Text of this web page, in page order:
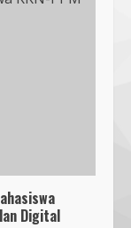
Digital